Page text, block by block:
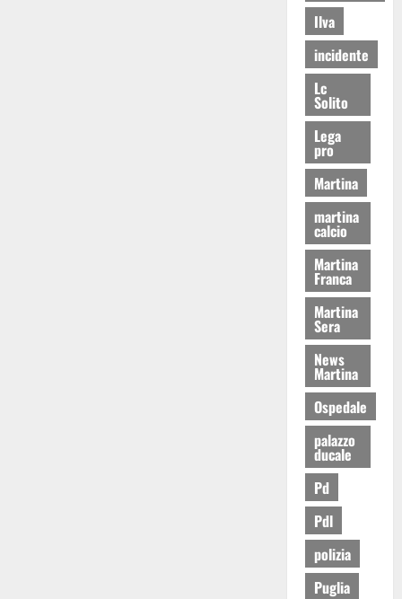
Ilva
incidente
Lc
Solito
Lega
pro
Martina
martina
calcio
Martina
Franca
Martina
Sera
News
Martina
Ospedale
palazzo
ducale
Pd
Pdl
polizia
Puglia